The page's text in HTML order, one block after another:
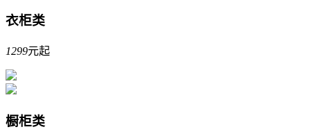
衣柜类
1299元起
橱柜类